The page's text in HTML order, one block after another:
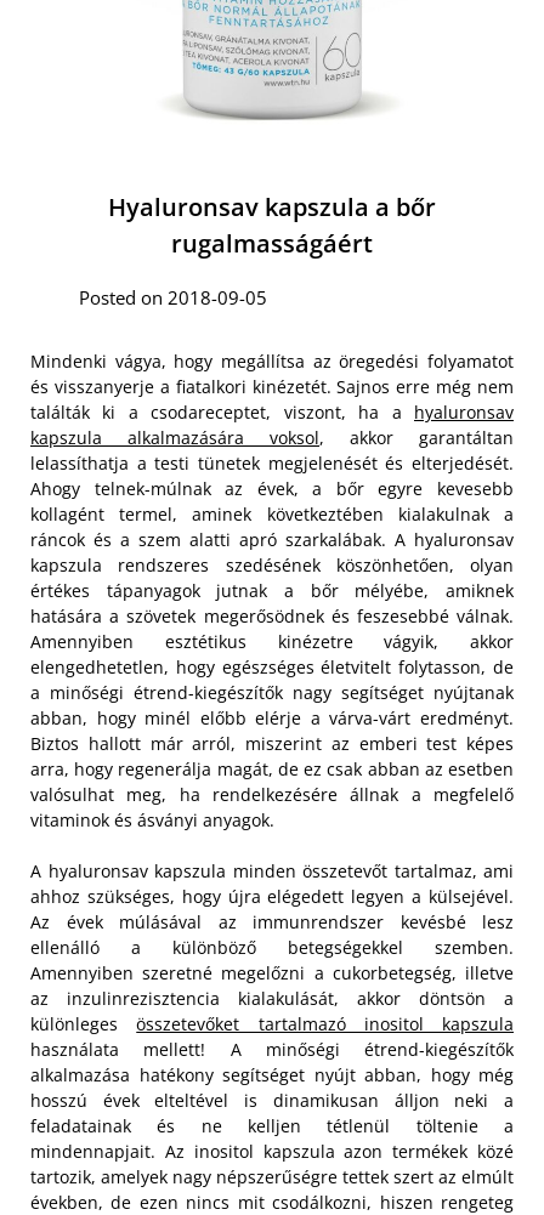
Hyaluronsav kapszula a bőr
rugalmasságáért
Posted on 2018-09-05
Mindenki vágya, hogy megállítsa az öregedési folyamatot
és visszanyerje a fiatalkori kinézetét. Sajnos erre még nem
találták ki a csodareceptet, viszont, ha a hyaluronsav
kapszula alkalmazására voksol, akkor garantáltan
lelassíthatja a testi tünetek megjelenését és elterjedését.
Ahogy telnek-múlnak az évek, a bőr egyre kevesebb
kollagént termel, aminek következtében kialakulnak a
ráncok és a szem alatti apró szarkalábak. A hyaluronsav
kapszula rendszeres szedésének köszönhetően, olyan
értékes tápanyagok jutnak a bőr mélyébe, amiknek
hatására a szövetek megerősödnek és feszesebbé válnak.
Amennyiben esztétikus kinézetre vágyik, akkor
elengedhetetlen, hogy egészséges életvitelt folytasson, de
a minőségi étrend-kiegészítők nagy segítséget nyújtanak
abban, hogy minél előbb elérje a várva-várt eredményt.
Biztos hallott már arról, miszerint az emberi test képes
arra, hogy regenerálja magát, de ez csak abban az esetben
valósulhat meg, ha rendelkezésére állnak a megfelelő
vitaminok és ásványi anyagok.
A hyaluronsav kapszula minden összetevőt tartalmaz, ami
ahhoz szükséges, hogy újra elégedett legyen a külsejével.
Az évek múlásával az immunrendszer kevésbé lesz
ellenálló a különböző betegségekkel szemben.
Amennyiben szeretné megelőzni a cukorbetegség, illetve
az inzulinrezisztencia kialakulását, akkor döntsön a
különlegesösszetevőket tartalmazó inositol kapszula
használata mellett! A minőségi étrend-kiegészítők
alkalmazása hatékony segítséget nyújt abban, hogy még
hosszú évek elteltével is dinamikusan álljon neki a
feladatainak és ne kelljen tétlenül töltenie a
mindennapjait. Az inositol kapszula azon termékek közé
tartozik, amelyek nagy népszerűségre tettek szert az elmúlt
években, de ezen nincs mit csodálkozni, hiszen rengeteg